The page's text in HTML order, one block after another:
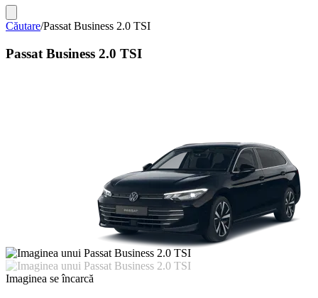
Căutare/Passat Business 2.0 TSI
Passat Business 2.0 TSI
Imaginea se încarcă